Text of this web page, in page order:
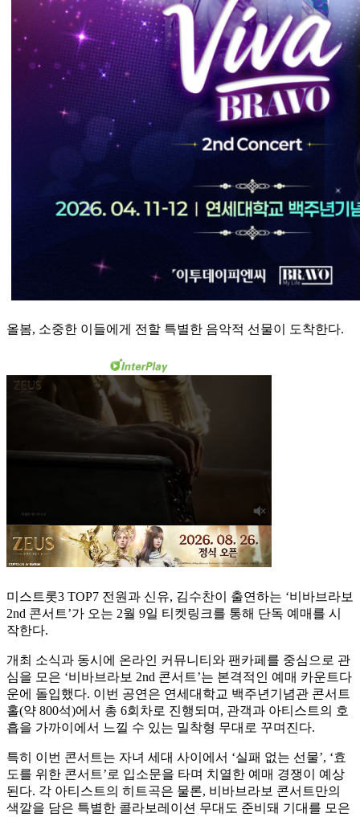
올봄, 소중한 이들에게 전할 특별한 음악적 선물이 도착한다.
미스트롯3 TOP7 전원과 신유, 김수찬이 출연하는 ‘비바브라보
2nd 콘서트’가 오는 2월 9일 티켓링크를 통해 단독 예매를 시
작한다.
개최 소식과 동시에 온라인 커뮤니티와 팬카페를 중심으로 관
심을 모은 ‘비바브라보 2nd 콘서트’는 본격적인 예매 카운트다
운에 돌입했다. 이번 공연은 연세대학교 백주년기념관 콘서트
홀(약 800석)에서 총 6회차로 진행되며, 관객과 아티스트의 호
흡을 가까이에서 느낄 수 있는 밀착형 무대로 꾸며진다.
특히 이번 콘서트는 자녀 세대 사이에서 ‘실패 없는 선물’, ‘효
도를 위한 콘서트’로 입소문을 타며 치열한 예매 경쟁이 예상
된다. 각 아티스트의 히트곡은 물론, 비바브라보 콘서트만의
색깔을 담은 특별한 콜라보레이션 무대도 준비돼 기대를 모은